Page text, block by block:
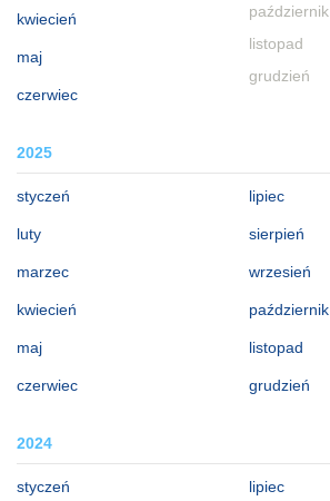
kwiecień
maj
czerwiec
październik
listopad
grudzień
2025
styczeń
luty
marzec
kwiecień
maj
czerwiec
lipiec
sierpień
wrzesień
październik
listopad
grudzień
2024
styczeń lipiec